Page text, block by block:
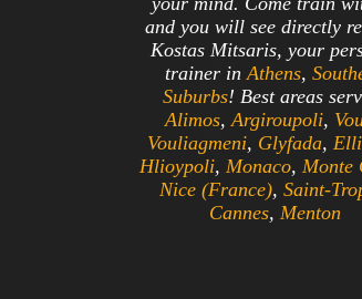
and you will see directly
Kostas Mitsaris, your
trainer inAthens,
Suburbs! Best areas
Alimos, Argiroupoli,
Vouliagmeni, Glyfada,
Hlioypoli, Monaco, Monte
Nice (France),Saint-
Cannes, Menton